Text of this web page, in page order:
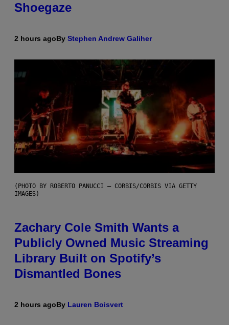
Shoegaze
2 hours agoBy Stephen Andrew Galiher
(PHOTO BY ROBERTO PANUCCI – CORBIS/CORBIS VIA GETTY
IMAGES)
Zachary Cole Smith Wants a
Publicly Owned Music Streaming
Library Built on Spotify’s
Dismantled Bones
2 hours agoBy Lauren Boisvert